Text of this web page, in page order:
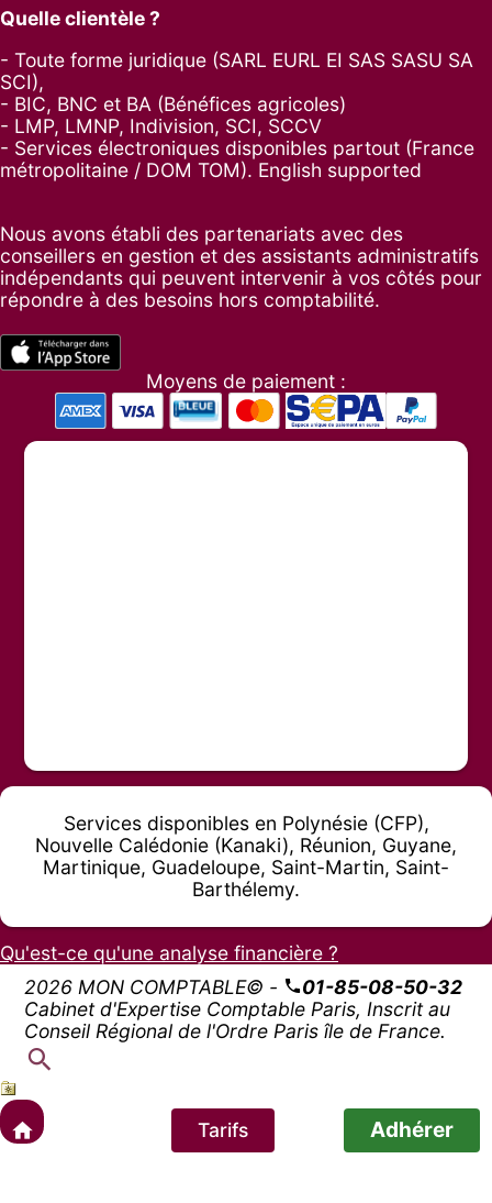
Quelle clientèle ?
- Toute forme juridique (SARL EURL EI SAS SASU SA
SCI),
- BIC, BNC et BA (Bénéfices agricoles)
- LMP, LMNP, Indivision, SCI, SCCV
- Services électroniques disponibles partout (France
métropolitaine / DOM TOM). English supported
Nous avons établi des partenariats avec des
conseillers en gestion et des assistants administratifs
indépendants qui peuvent intervenir à vos côtés pour
répondre à des besoins hors comptabilité.
Moyens de paiement :
Services disponibles en Polynésie (CFP),
Nouvelle Calédonie (Kanaki), Réunion, Guyane,
Martinique, Guadeloupe, Saint-Martin, Saint-
Barthélemy.
Qu'est-ce qu'une analyse financière ?
2026 MON COMPTABLE© -
01-85-08-50-32
Cabinet d'Expertise Comptable Paris, Inscrit au
Conseil Régional de l'Ordre Paris île de France.
Tarifs Adhérer